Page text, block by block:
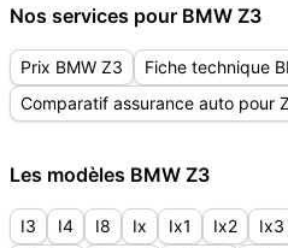
Nos services pour BMW Z3
Prix BMW Z3
Fiche technique
Comparatif assurance auto pour
Les modèles BMW Z3
I3 I4 I8 Ix Ix1 Ix2 Ix3